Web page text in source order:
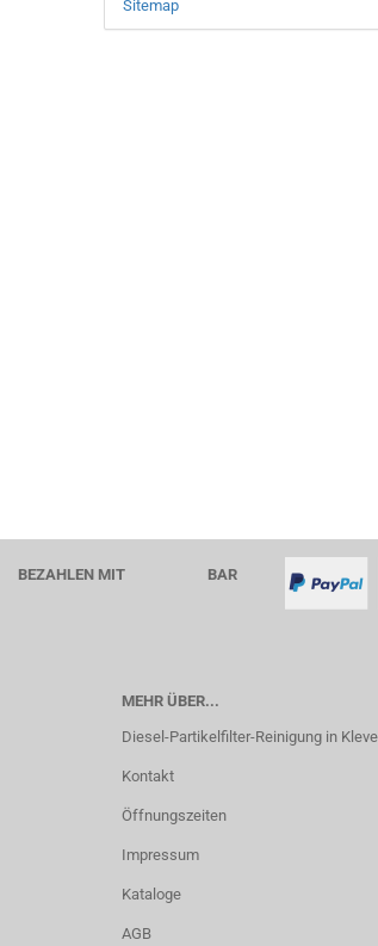
Sitemap
BEZAHLEN MIT BAR
MEHR ÜBER...
Diesel-Partikelfilter-Reinigung in Kleve
Kontakt
Öffnungszeiten
Impressum
Kataloge
AGB